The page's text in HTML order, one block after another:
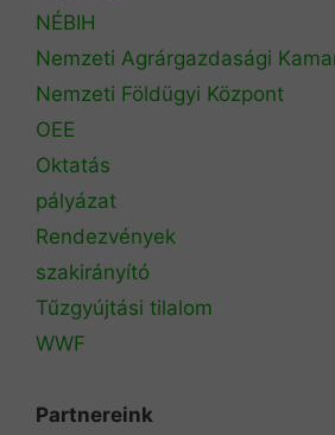
NÉBIH
Nemzeti Agrárgazdasági
Nemzeti Földügyi Központ
OEE
Oktatás
pályázat
Rendezvények
szakirányító
Tűzgyújtási tilalom
WWF
Partnereink